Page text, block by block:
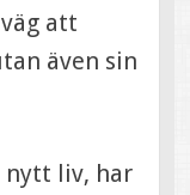
att
även sin
nytt liv, har